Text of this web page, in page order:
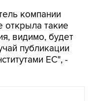
компании
открыла такие
видимо, будет
публикации
ЕС", -